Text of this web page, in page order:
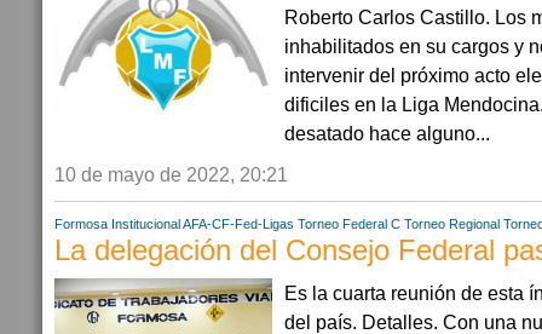
Roberto Carlos Castillo. Los
inhabilitados en su cargos y
intervenir del próximo acto
dificiles en la Liga
desatado hace alguno...
10 de mayo de 2022, 20:21
Formosa Institucional AFA-CF-Fed-Ligas Torneo Federal C Torneo Regional
La delegación del Consejo Federal
Es la cuarta reunión de esta
del país. Detalles. Con una